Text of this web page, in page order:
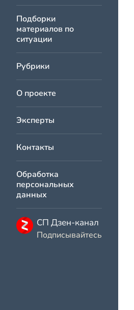
Подборки
материалов по
ситуации
Рубрики
О проекте
Эксперты
Контакты
Обработка
персональных
данных
СП Дзен-канал
Подписывайтесь